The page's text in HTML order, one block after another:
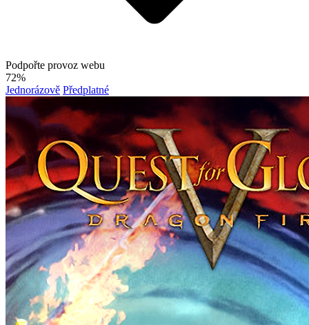
Podpořte provoz webu
72%
Jednorázově Předplatné